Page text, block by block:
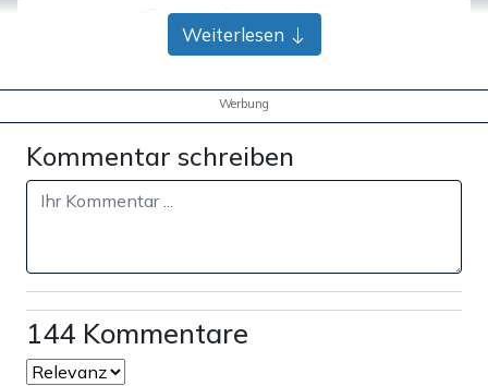
Bank-Überweisung
Weiterlesen
Werbung
Kommentar schreiben
144 Kommentare